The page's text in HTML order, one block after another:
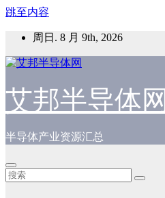
跳至内容
周日. 8 月 9th, 2026
艾邦半导体网
半导体产业资源汇总